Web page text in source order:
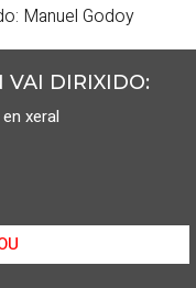
Manuel Godoy
VAI DIRIXIDO:
xeral